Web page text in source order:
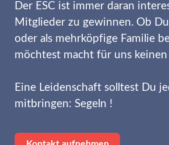
Der ESC ist immer daran
Mitglieder zu gewinnen. Ob
oder als mehrköpfige Familie
möchtest macht für uns
Eine Leidenschaft solltest Du
mitbringen: Segeln !